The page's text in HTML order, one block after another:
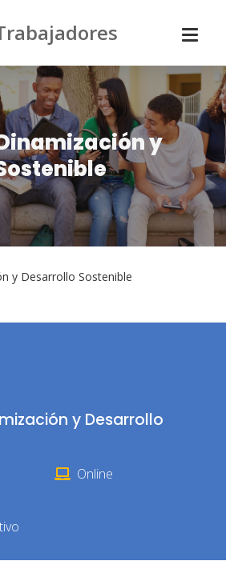
y
y Desarrollo Sostenible
y Desarrollo
Online